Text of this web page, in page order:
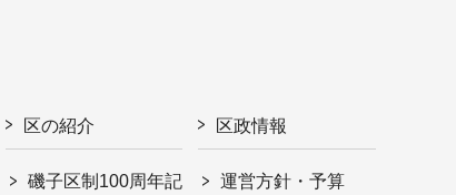
区の紹介
磯子区制100周年記
区政情報
運営方針・予算